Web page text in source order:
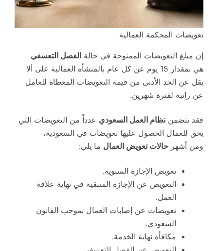
تعويضات المحكمة العمالية
إن مبلغ التعويضات الممنوحة في حالة الفصل التعسفي
هي بمقدار 15 يوم عن كل عام بالمنشأة العمالية على ألا
يقل عن الحد الأدنى من قيمة التعويضات المعطاة للعامل
عن راتبه لفترة شهرين.
فقد يتضمن نظام العمل السعودي عدداً من التعويضات التي
يحق للعمال الحصول عليها تعويضات في السعودية،
ومن أشهر حالات تعويض العمال ما يلي:
تعويض الإجازة السنوية.
التعويض عن الإجازة المتبقية في نهاية علاقة
العمل.
تعويضات عن إصابات العمال بموجب القانون
السعودي.
مكافأة نهاية الخدمة.